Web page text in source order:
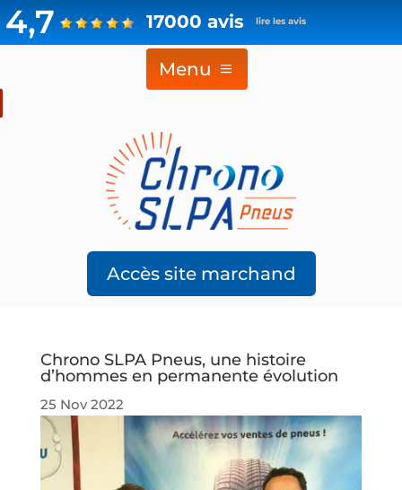
4,7 17000 avis lire les avis
Accès site marchand
Menu
Chrono SLPA Pneus, une histoire
d’hommes en permanente évolution
25 Nov 2022